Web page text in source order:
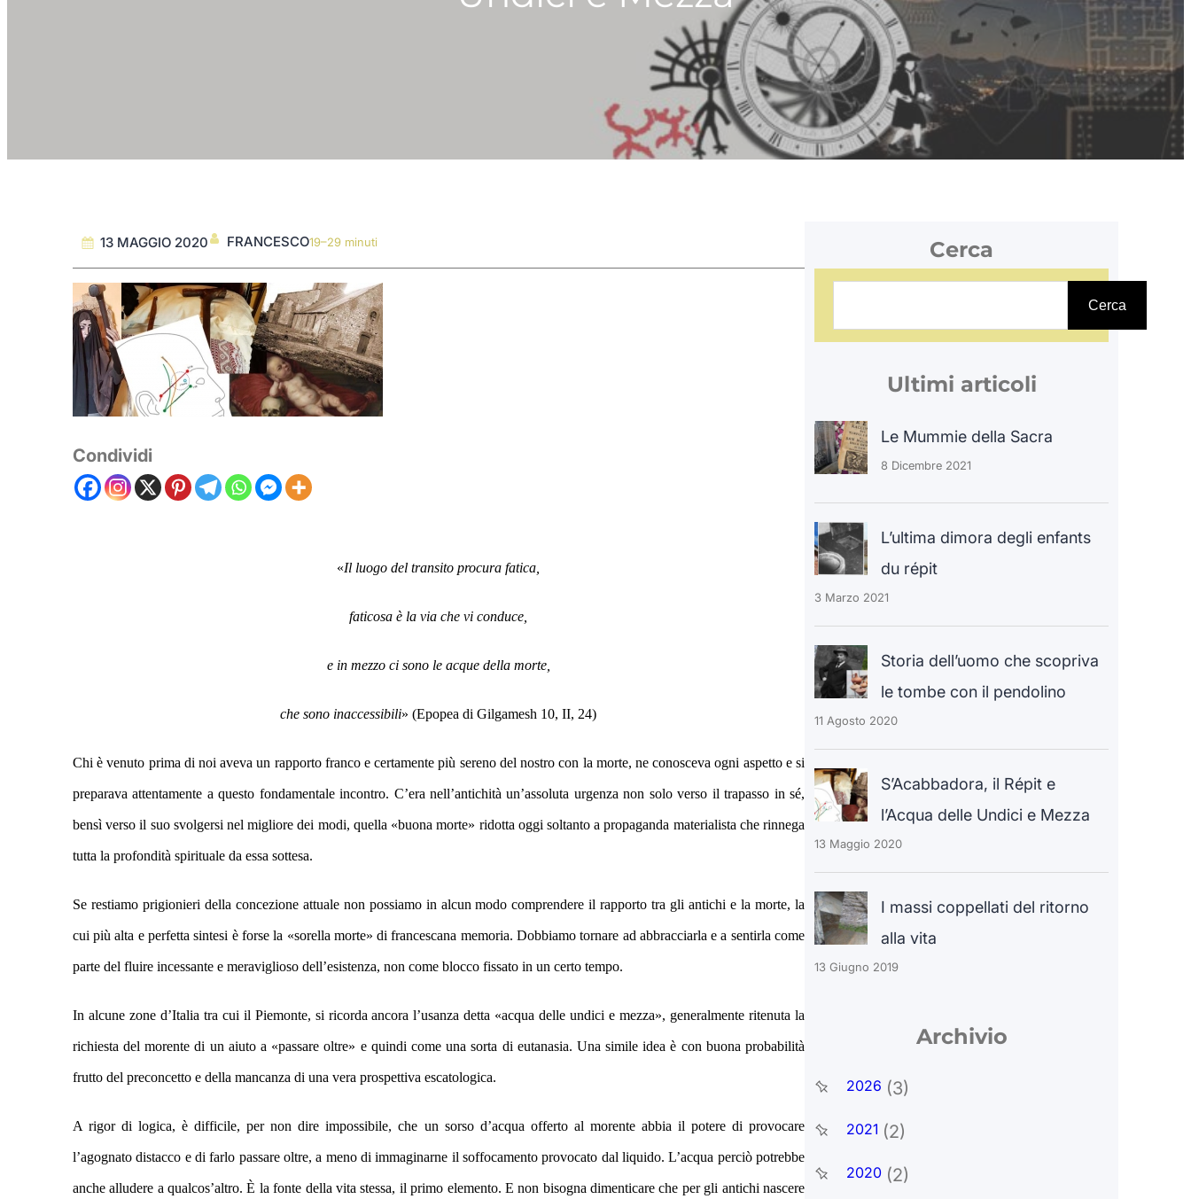
13 MAGGIO 2020 FRANCESCO19–29 minuti
Condividi
«Il luogo del transito procura fatica,
faticosa è la via che vi conduce,
e in mezzo ci sono le acque della morte,
che sono inaccessibili» (Epopea di Gilgamesh 10, II, 24)
Chi è venuto prima di noi aveva un rapporto franco e certamente più sereno del nostro con la morte, ne conosceva ogni aspetto e si
preparava attentamente a questo fondamentale incontro. C’era nell’antichità un’assoluta urgenza non soloverso il trapasso in sé,
bensì verso il suo svolgersi nel migliore dei modi, quella «buona morte» ridottaoggi soltantoa propaganda materialista cherinnega
tutta la profondità spirituale da essa sottesa.
Se restiamo prigionieri della concezione attuale non possiamo in alcun modo comprendere il rapporto tra gli antichi e la morte, la
cui più alta e perfetta sintesi è forse la «sorella morte» di francescana memoria. Dobbiamo tornare ad abbracciarla e a sentirla come
parte del fluire incessante e meraviglioso dell’esistenza, non come blocco fissato in un certo tempo.
In alcune zone d’Italia tra cui il Piemonte, si ricorda ancora l’usanza detta «acqua delle undici e mezza», generalmente ritenuta la
richiesta del morente di un aiuto a «passare oltre» e quindi come una sorta di eutanasia. Una simile idea è con buona probabilità
frutto del preconcetto e della mancanza di una veraprospettiva escatologica.
A rigor di logica, è difficile, per non dire impossibile, che un sorso d’acqua offerto al morente abbia il potere di provocare
l’agognato distacco e di farlo passare oltre,a meno di immaginarne il soffocamento provocato dal liquido. L’acqua perciò potrebbe
anchealludere aqualcos’altro. È la fonte della vita stessa, il primo elemento. E non bisogna dimenticare che per gli antichi nascere
Cerca
r
Cerca
Ultimi articoli
Le Mummie della Sacra
8 Dicembre 2021
L’ultima dimora degli enfants
du répit
3 Marzo 2021
Storia dell’uomo che scopriva
le tombe con il pendolino
11 Agosto 2020
S’Acabbadora, il Répit e
l’Acqua delle Undici e Mezza
13 Maggio 2020
I massi coppellati del ritorno
alla vita
13 Giugno 2019
Archivio
2026 (3)
2021 (2)
2020(2)